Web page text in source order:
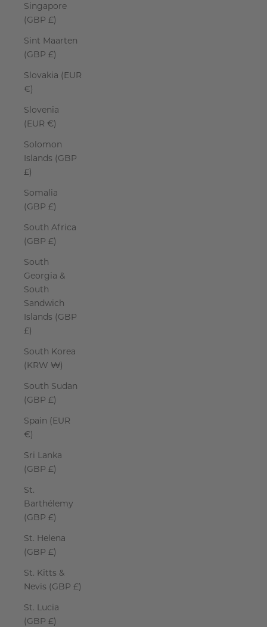
Singapore
(GBP £)
Sint Maarten
(GBP £)
Slovakia (EUR
€)
Slovenia
(EUR €)
Solomon
Islands (GBP
£)
Somalia
(GBP £)
South Africa
(GBP £)
South
Georgia &
South
Sandwich
Islands (GBP
£)
South Korea
(KRW ₩)
South Sudan
(GBP £)
Spain (EUR
€)
Sri Lanka
(GBP £)
St.
Barthélemy
(GBP £)
St. Helena
(GBP £)
St. Kitts &
Nevis (GBP £)
St. Lucia
(GBP £)